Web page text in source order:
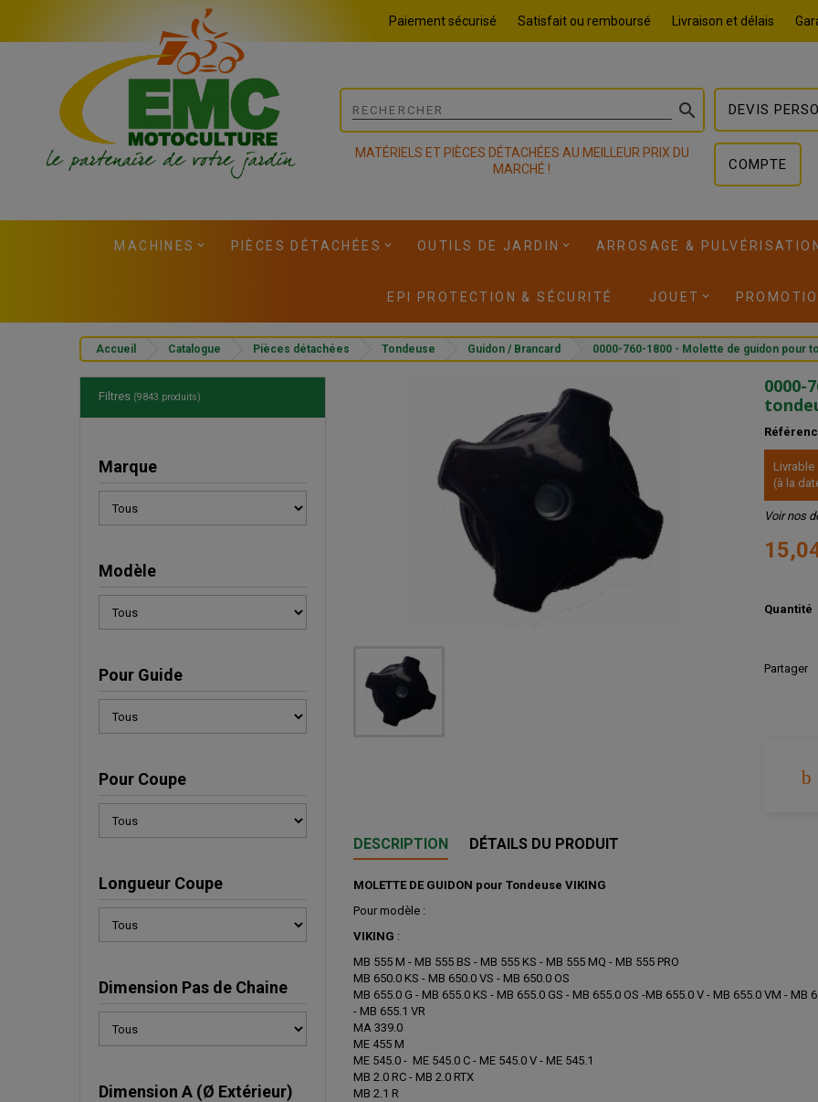
Paiement sécurisé Satisfait ou remboursé Livraison et délais

MATÉRIELS ET PIÈCES DÉTACHÉES AU MEILLEUR PRIX DU
MARCHÉ !
DEVIS
COMPTE
MACHINES PIÈCES DÉTACHÉES OUTILS DE JARDIN ARROSAGE &
EPI PROTECTION & SÉCURITÉ JOUET
Accueil Catalogue Pièces détachées Tondeuse Guidon / Brancard 0000-760-1800 - Molette de guidon pour
Filtres (9843 produits)
Marque
Modèle
Pour Guide
Pour Coupe
Longueur Coupe
Dimension Pas de Chaine
Dimension A (Ø Extérieur)
0000-
Livrable
(à la
Voir nos
Quantité
Partager
DESCRIPTION DÉTAILS DU PRODUIT
MOLETTE DE GUIDON pour Tondeuse VIKING
Pour modèle :
VIKING :
MB 555 M - MB 555 BS - MB 555 KS - MB 555 MQ - MB 555 PRO
MB 650.0 KS - MB 650.0 VS - MB 650.0 OS
MB 655.0 G - MB 655.0 KS - MB 655.0 GS - MB 655.0 OS -MB 655.0 V - MB 655.0 VM - MB
- MB 655.1 VR
MA 339.0
ME 455 M
ME 545.0 - ME 545.0 C - ME 545.0 V - ME 545.1
MB 2.0 RC - MB 2.0 RTX
MB 2.1 R